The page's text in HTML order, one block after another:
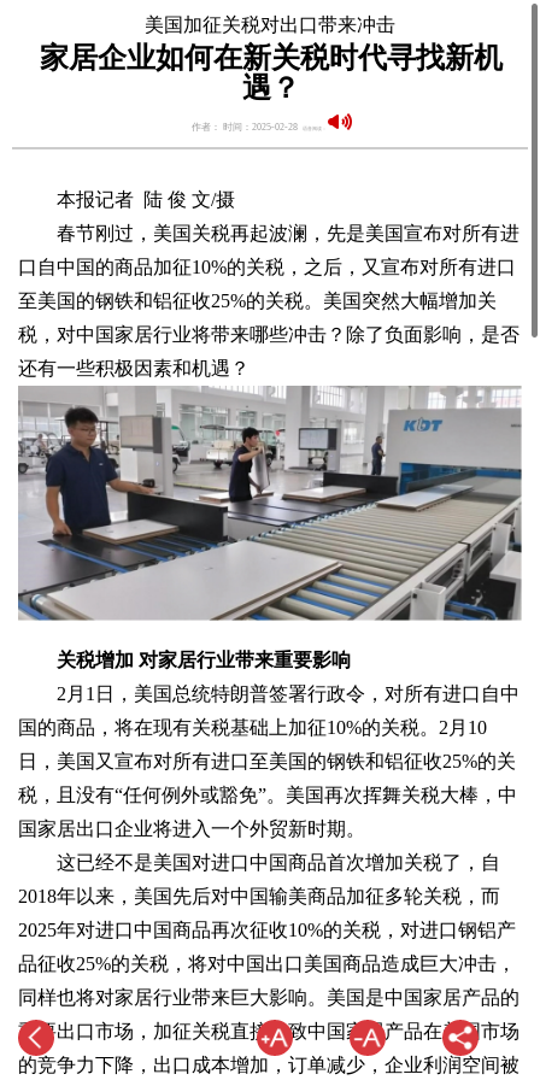
美国加征关税对出口带来冲击
家居企业如何在新关税时代寻找新机
遇？
作者： 时间：2025-02-28 语音阅读：
本报记者 陆 俊 文/摄
春节刚过，美国关税再起波澜，先是美国宣布对所有进
口自中国的商品加征10%的关税，之后，又宣布对所有进口
至美国的钢铁和铝征收25%的关税。美国突然大幅增加关
税，对中国家居行业将带来哪些冲击？除了负面影响，是否
还有一些积极因素和机遇？
关税增加 对家居行业带来重要影响
2月1日，美国总统特朗普签署行政令，对所有进口自中
国的商品，将在现有关税基础上加征10%的关税。2月10
日，美国又宣布对所有进口至美国的钢铁和铝征收25%的关
税，且没有“任何例外或豁免”。美国再次挥舞关税大棒，中
国家居出口企业将进入一个外贸新时期。
这已经不是美国对进口中国商品首次增加关税了，自
2018年以来，美国先后对中国输美商品加征多轮关税，而
2025年对进口中国商品再次征收10%的关税，对进口钢铝产
品征收25%的关税，将对中国出口美国商品造成巨大冲击，
同样也将对家居行业带来巨大影响。美国是中国家居产品的
重要出口市场，加征关税直接导致中国家居产品在美国市场
的竞争力下降，出口成本增加，订单减少，企业利润空间被